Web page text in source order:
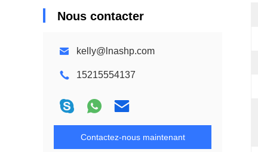
Nous contacter
kelly@lnashp.com
15215554137
Contactez-nous maintenant